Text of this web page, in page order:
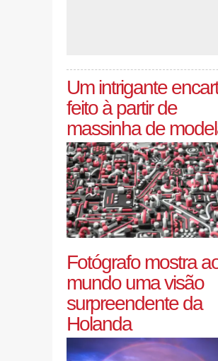
Um intrigante
feito à partir de
massinha de
Fotógrafo mostra
mundo uma visão
surpreendente da
Holanda